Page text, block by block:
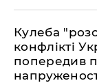
Кулеба
конфлікті
попередив